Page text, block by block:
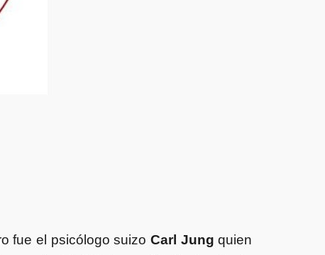
fue el psicólogo suizo Carl Jung quien